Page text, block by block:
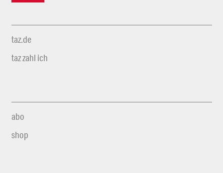
taz.de
taz zahl ich
abo
shop